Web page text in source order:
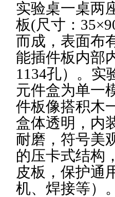
实验桌一桌两
板(尺寸：
而成，表面布
能插件板内部
1134孔）。实
元件盒为单一
件板像搭积木
盒体透明，内
耐磨，符号美
的压卡式结构
皮板，保护通
机、焊接等）